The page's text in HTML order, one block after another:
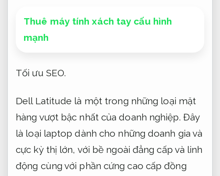
Thuê máy tính xách tay cấu hình
mạnh
Tối ưu SEO.
Dell Latitude là một trong những loại mặt
hàng vượt bậc nhất của doanh nghiệp. Đây
là loại laptop dành cho những doanh gia và
cực kỳ thị lớn, với bề ngoài đẳng cấp và linh
động cùng với phần cứng cao cấp đồng